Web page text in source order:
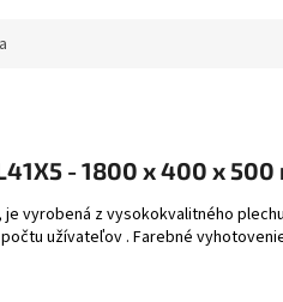
- 1800 x 400 x 500
vyrobená z vysokokvalitného
užívateľov . Farebné